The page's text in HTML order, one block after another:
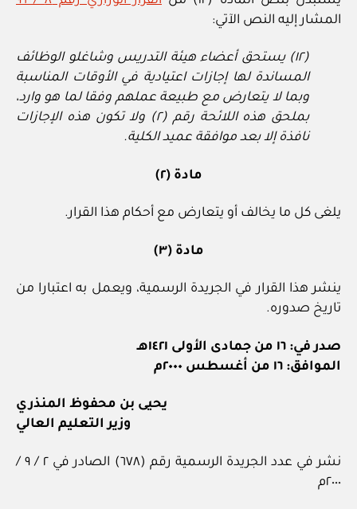
المشار إليه النص الآتي:
(١٢) يستحق أعضاء هيئة التدريس وشاغلو الوظائف
المساندة لها إجازات اعتيادية في الأوقات المناسبة
وبما لا يتعارض مع طبيعة عملهم وفقا لما هو وارد،
بملحق هذه
اللائحة رقم (٢) ولا تكون هذه الإجازات
نافذة إلا بعد موافقة عميد الكلية.
مادة (٢)
يلغى كل ما يخالف أو يتعارض مع أحكام هذا القرار.
مادة (٣)
ينشر هذا القرار في الجريدة الرسمية، ويعمل به اعتبارا من
تاريخ صدوره.
صدر في: ١٦ من جمادى الأولى ١٤٢١هـ
الموافق: ١٦ من أغسطس ٢٠٠٠م
يحيى بن محفوظ المنذري
وزير التعليم العالي
نشر في عدد الجريدة الرسمية رقم (٦٧٨) الصادر في ٢ / ٩ /
٢٠٠٠م